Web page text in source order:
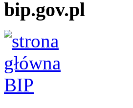
bip.gov.pl